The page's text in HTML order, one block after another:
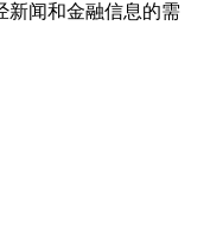
新闻和金融信息的需